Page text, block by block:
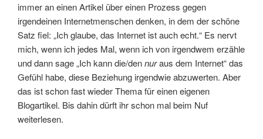
immer an einen Artikel über einen Prozess gegen
irgendeinen Internetmenschen denken, in dem der schöne
Satz fiel: „Ich glaube, das Internet ist auch echt.“ Es nervt
mich, wenn ich jedes Mal, wenn ich von irgendwem erzähle
und dann sage „Ich kann die/dennuraus dem Internet“ das
Gefühl habe, diese Beziehung irgendwie abzuwerten. Aber
das ist schon fast wieder Thema für einen eigenen
Blogartikel. Bis dahin dürft ihr schon mal beim Nuf
weiterlesen.